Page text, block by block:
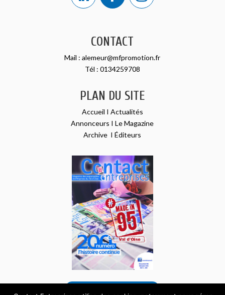
CONTACT
Mail :alemeur@mfpromotion.fr
Tél : 0134259708
PLAN DU SITE
Accueil I Actualités
Annonceurs ILe Magazine
Archive IÉditeurs